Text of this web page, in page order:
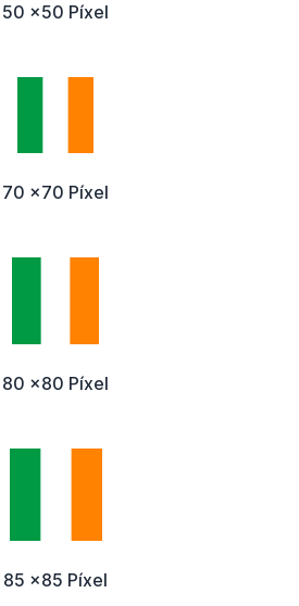
50 x50 Píxel
70 x70 Píxel
80 x80 Píxel
85 x85 Píxel